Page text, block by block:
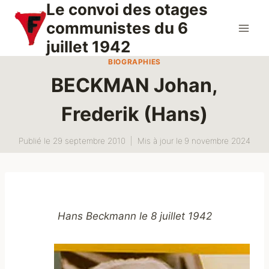
contenu
Le convoi des otages
communistes du 6
juillet 1942
BIOGRAPHIES
BECKMAN Johan,
Frederik (Hans)
Publié le 29 septembre 2010 Mis à jour le 9 novembre 2024
Hans Beckmann le 8 juillet 1942